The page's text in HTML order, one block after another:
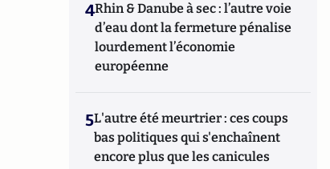
4Rhin & Danube à sec : l’autre voie
d’eau dont la fermeture pénalise
lourdement l’économie
européenne
5L'autre été meurtrier : ces coups
bas politiques qui s'enchaînent
encore plus que les canicules